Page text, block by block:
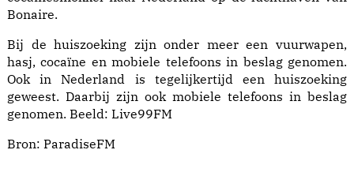
Bonaire.
Bij de huiszoeking zijn onder meer een vuurwapen,
hasj, cocaïne en mobiele telefoons in beslag genomen.
Ook in Nederland is tegelijkertijd een huiszoeking
geweest. Daarbij zijn ook mobiele telefoons in beslag
genomen. Beeld: Live99FM
Bron: ParadiseFM